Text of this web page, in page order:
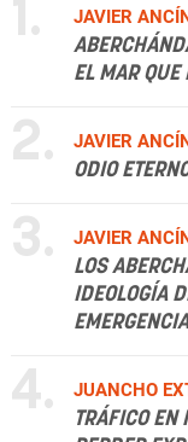
1.
JAVIER
EL MAR QUE
2.
JAVIER
ODIO
3.
JAVIER
LOS
IDEOLOGÍA
EMERGENCIA
4.
JUANCHO
TRÁFICO EN